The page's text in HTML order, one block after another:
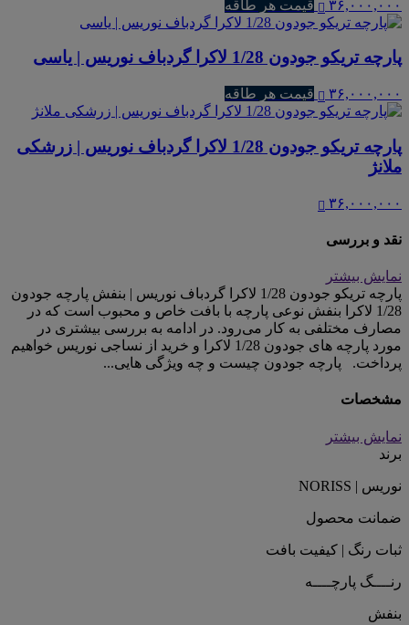
۳۶,۰۰۰,۰۰۰ قیمت هر طاقه
پارچه تریکو جودون 1/28 لاکرا گردباف نوریس | یاسی
۳۶,۰۰۰,۰۰۰ قیمت هر طاقه
پارچه تریکو جودون 1/28 لاکرا گردباف نوریس | زرشکی
ملانژ
۳۶,۰۰۰,۰۰۰
نقد و بررسی
نمایش بیشتر
پارچه تریکو جودون 1/28 لاکرا گردباف نوریس | بنفش پارچه جودون
1/28 لاکرا بنفش نوعی پارچه با بافت خاص و محبوب است که در
مصارف مختلفی به کار می‌رود. در ادامه به بررسی بیشتری در
مورد پارچه های جودون 1/28 لاکرا و خرید از نساجی نوریس خواهیم
پرداخت. پارچه جودون چیست و چه ویژگی هایی...
مشخصات
نمایش بیشتر
برند
نوریس | NORISS
ضمانت محصول
ثبات رنگ | کیفیت بافت
رنــــگ پارچــــه
بنفش